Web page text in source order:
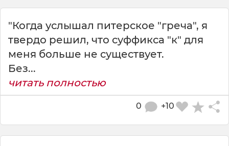
"Когда услышал питерское "греча", я
твердо решил, что суффикса "к" для
меня больше не существует.
Без...
читать полностью
+10
0